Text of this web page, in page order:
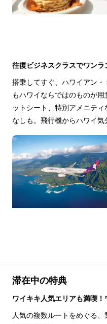
往復ビジネスクラスでワン
搭乗してすぐ、ハワイアン
もハワイならではのものが
ットシート、特別アメニテ
なしも。飛行機からハワイ気
滞在中の特典
ワイキキ人気エリアも満喫
人気の複数ルートをめぐる